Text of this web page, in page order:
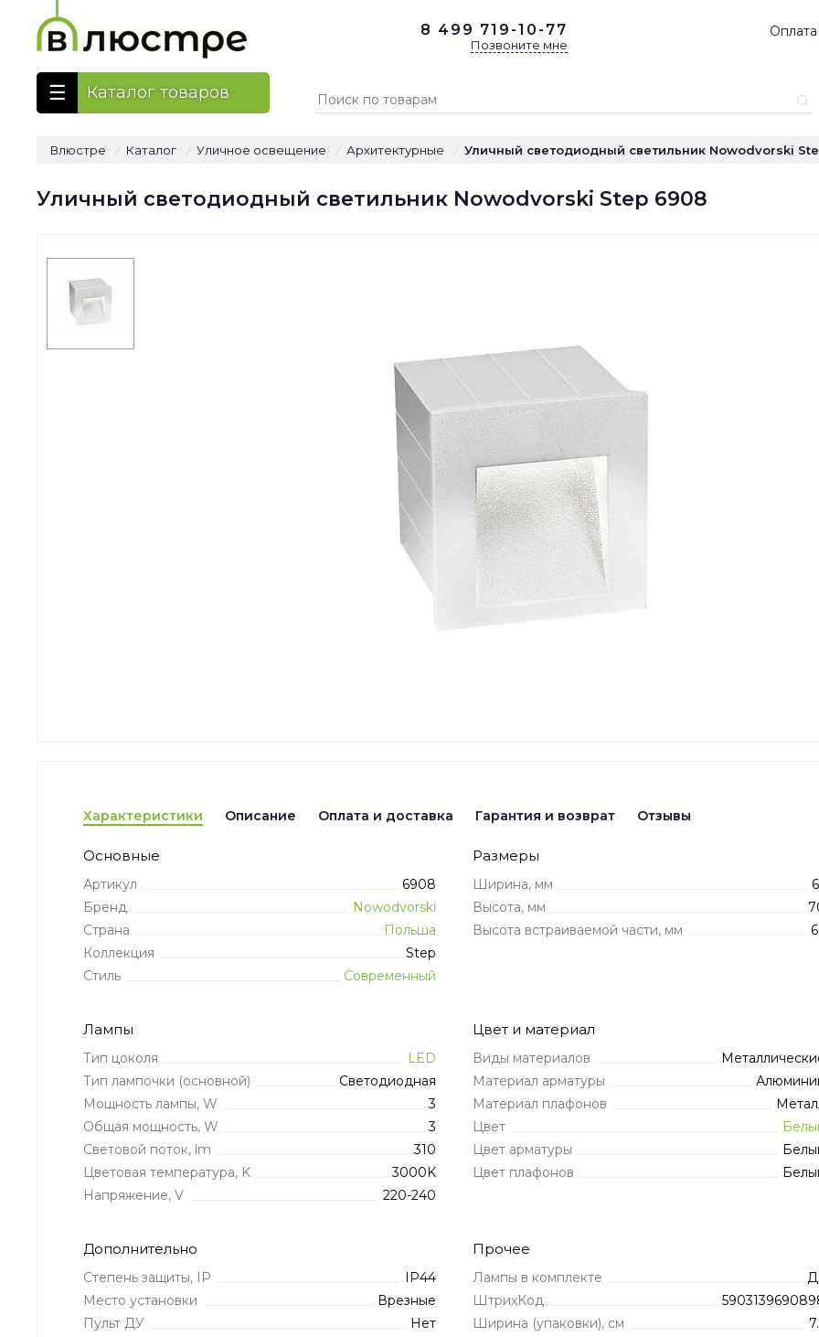
8 499 719-10-77
Позвоните мне
Оплата
Каталог товаров
Влюстре / Каталог / Уличное освещение / Архитектурные / Уличный светодиодный светильник Nowodvorski
Уличный светодиодный светильник Nowodvorski Step 6908
Характеристики Описание Оплата и доставка Гарантия и возврат Отзывы
Основные
Артикул
6908
Бренд
Nowodvorski
Страна
Польша
Коллекция
Step
Стиль
Современный
Размеры
Ширина, мм
Высота, мм
Высота встраиваемой части, мм
Лампы
Тип цоколя
LED
Тип лампочки (основной)
Светодиодная
Мощность лампы, W
3
Общая мощность, W
3
Световой поток, lm
310
Цветовая температура, K
3000K
Напряжение, V
220-240
Цвет и материал
Виды материалов
Материал арматуры
Материал плафонов
Цвет
Цвет арматуры
Цвет плафонов
Дополнительно
Степень защиты, IP
IP44
Место установки
Врезные
Пульт ДУ
Нет
Прочее
Лампы в комплекте
ШтрихКод
Ширина (упаковки), см